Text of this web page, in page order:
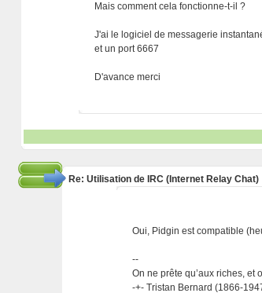
Mais comment cela fonctionne-t-il ?
J'ai le logiciel de messagerie
et un port 6667
D'avance merci
Re: Utilisation de IRC (Internet Relay Chat)
Oui, Pidgin est compatible
--
On ne prête qu’aux riches,
-+- Tristan Bernard (1866-